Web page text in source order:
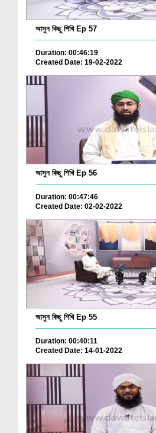
আসুন কিছু শিখি Ep 57
Duration: 00:46:19
Created Date: 19-02-2022
আসুন কিছু শিখি Ep 56
Duration: 00:47:46
Created Date: 02-02-2022
আসুন কিছু শিখি Ep 55
Duration: 00:40:11
Created Date: 14-01-2022